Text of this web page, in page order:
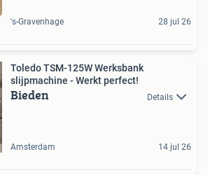
's-Gravenhage 28 jul 26
Toledo TSM-125W Werksbank
slijpmachine - Werkt perfect!
Bieden Details
Amsterdam 14 jul 26